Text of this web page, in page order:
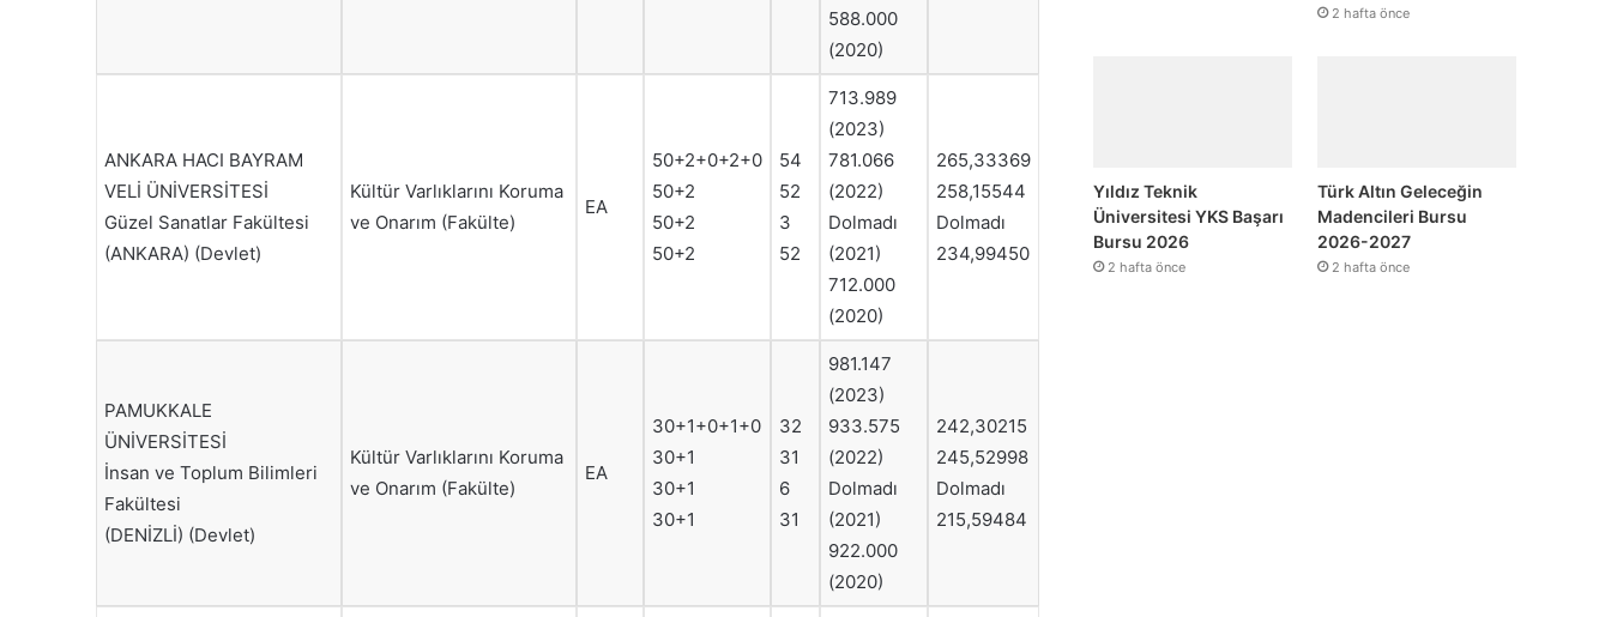
588.000
(2020)
ANKARA HACI BAYRAM
VELİ ÜNİVERSİTESİ
Güzel Sanatlar Fakültesi
(ANKARA) (Devlet)
Kültür Varlıklarını Koruma
ve Onarım (Fakülte)
EA
50+2+0+2+0
50+2
50+2
50+2
54
52
3
52
713.989
(2023)
781.066
(2022)
Dolmadı
(2021)
712.000
(2020)
265,33369
258,15544
Dolmadı
234,99450
PAMUKKALE
ÜNİVERSİTESİ
İnsan ve Toplum Bilimleri
Fakültesi
(DENİZLİ) (Devlet)
Kültür Varlıklarını Koruma
ve Onarım (Fakülte)
EA
30+1+0+1+0
30+1
30+1
30+1
32
31
6
31
981.147
(2023)
933.575
(2022)
Dolmadı
(2021)
922.000
(2020)
242,30215
245,52998
Dolmadı
215,59484
2 hafta önce
Yıldız Teknik
Üniversitesi YKS Başarı
Bursu 2026
2 hafta önce
Türk Altın Geleceğin
Madencileri Bursu
2026-2027
2 hafta önce